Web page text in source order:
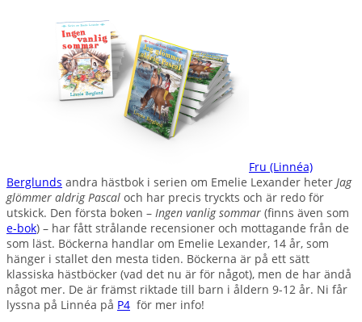
Fru (Linnéa)
Berglunds andra hästbok i serien om Emelie Lexander heter Jag
glömmer aldrig Pascal och har precis tryckts och är redo för
utskick. Den första boken – Ingen vanlig sommar (finns även som
e-bok) – har fått strålande recensioner och mottagande från de
som läst. Böckerna handlar om Emelie Lexander, 14 år, som
hänger i stallet den mesta tiden. Böckerna är på ett sätt
klassiska hästböcker (vad det nu är för något), men de har ändå
något mer. De är främst riktade till barn i åldern 9-12 år. Ni får
lyssna på Linnéa på P4 för mer info!